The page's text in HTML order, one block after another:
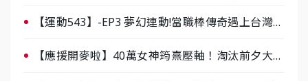
【運動543】-EP3 夢幻連動!當職棒傳奇遇上台灣女
【應援開麥啦】40萬女神筠熹壓軸！淘汰前夕大混